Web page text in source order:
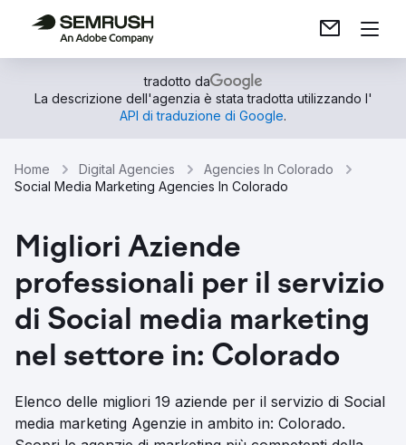
tradotto da
La descrizione dell'agenzia è stata tradotta utilizzando l'
API di traduzione di Google.
Home Digital Agencies
Agencies In Colorado
Social Media Marketing Agencies In Colorado
Migliori Aziende
professionali per il servizio
di Social media marketing
nel settore in: Colorado
Elenco delle migliori 19 aziende per il servizio di Social
media marketing Agenzie in ambito in: Colorado.